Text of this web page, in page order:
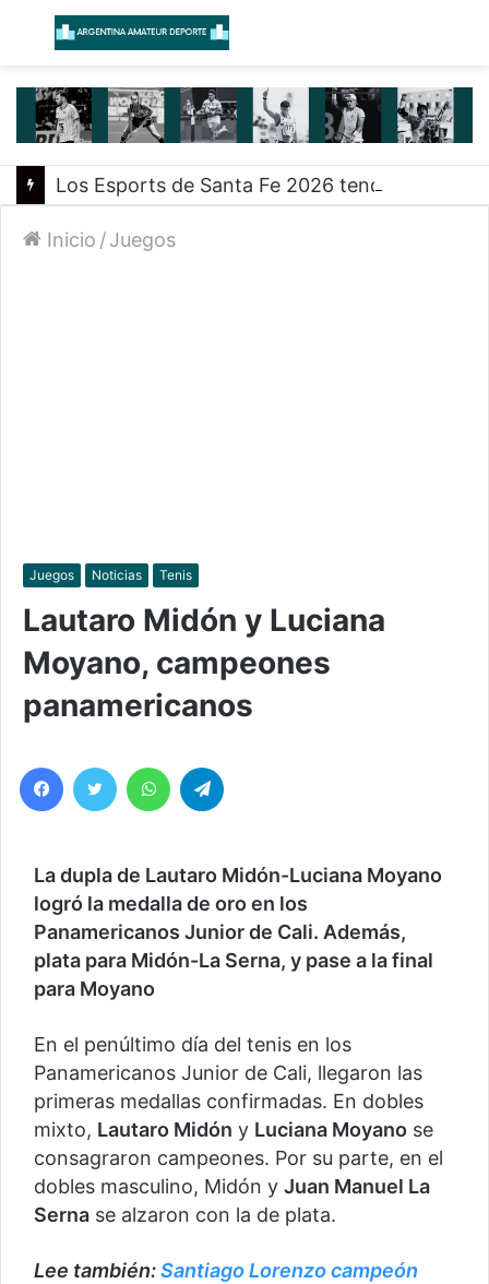
Menú
Inicio /Juegos
Juegos Noticias Tenis
Lautaro Midón y Luciana
Moyano, campeones
panamericanos
Facebook
Twitter WhatsApp
La dupla de Lautaro Midón-Luciana Moyano
logró la medalla de oro en los
Panamericanos Junior de Cali. Además,
plata para Midón-La Serna, y pase a la final
para Moyano
En el penúltimo día del tenis en los
Panamericanos Junior de Cali, llegaron las
primeras medallas confirmadas. En dobles
mixto, Lautaro Midón y Luciana Moyano se
consagraron campeones. Por su parte, en el
dobles masculino, Midón y Juan Manuel La
Serna se alzaron con la de plata.
Lee también:Santiago Lorenzo campeón